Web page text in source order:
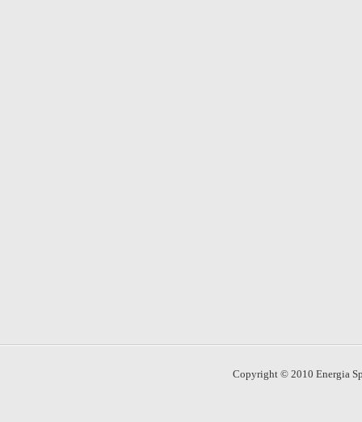
Copyright © 2010 Energia